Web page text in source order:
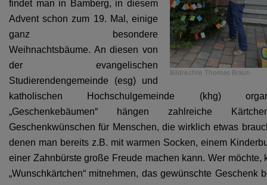
Bildrechte Thomas Braun
findet man in Bamberg, in diesem
Advent schon zum 19. Mal, einige
ganz besondere
Weihnachtsbäume. An diesen von
der evangelischen
Studierendengemeinde (esg) und
katholischen Hochschulgemeinde (khg)
„Geschenkebäumen“ hängen zahlreiche
Geschenkwünschen für Menschen, die wirklich etwas
denen man bereits z.B. mit warmen Socken, einem
einer Zahnbürste große Freude machen kann. Wer möchte,
„Wunschkärtchen“ mitnehmen, das gewünschte Geschenk